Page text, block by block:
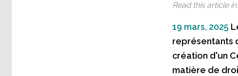
Read this article in:
19 mars, 2025
représentants
création d'un
matière de